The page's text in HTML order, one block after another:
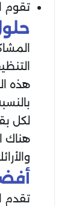
تقوم
هذه
لكل
هناك
تقدم